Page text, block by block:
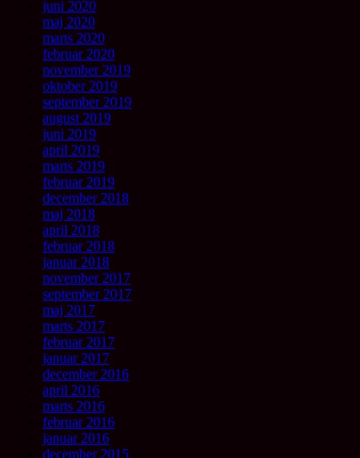
juni 2020
maj 2020
marts 2020
februar 2020
november 2019
oktober 2019
september 2019
august 2019
juni 2019
april 2019
marts 2019
februar 2019
december 2018
maj 2018
april 2018
februar 2018
januar 2018
november 2017
september 2017
maj 2017
marts 2017
februar 2017
januar 2017
december 2016
april 2016
marts 2016
februar 2016
januar 2016
december 2015